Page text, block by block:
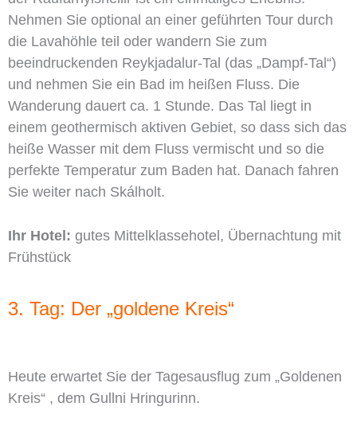
Nehmen Sie optional an einer geführten Tour durch
die Lavahöhle teil oder wandern Sie zum
beeindruckenden Reykjadalur-Tal (das „Dampf-Tal“)
und nehmen Sie ein Bad im heißen Fluss. Die
Wanderung dauert ca. 1 Stunde. Das Tal liegt in
einem geothermisch aktiven Gebiet, so dass sich das
heiße Wasser mit dem Fluss vermischt und so die
perfekte Temperatur zum Baden hat. Danach fahren
Sie weiter nach Skálholt.
Ihr Hotel: gutes Mittelklassehotel, Übernachtung mit
Frühstück
3. Tag: Der „goldene Kreis“
Heute erwartet Sie der Tagesausflug zum „Goldenen
Kreis“ , dem Gullni Hringurinn.